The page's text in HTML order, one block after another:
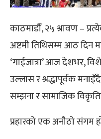
काठमाडौँ,२५ श्रावण–
अष्टमी तिथिसम्म आठ दिन
‘गाईजात्रा’ आज देशभर,
उल्लास र श्रद्धापूर्वक
सम्झना र सामाजिक
प्रहारको एक अनौठो संगम